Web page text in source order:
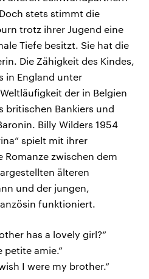
stets stimmt die
trotz ihrer Jugend eine
Tiefe besitzt. Sie hat die
Die Zähigkeit des Kindes,
in England unter
der in Belgien
britischen Bankiers und
Billy Wilders 1954
spielt mit ihrer
Romanze zwischen dem
älteren
und der jungen,
funktioniert.
has a lovely girl?“
petite amie.“
I were my brother.“